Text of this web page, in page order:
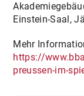
Einstein-Saal,
Mehr
https://
preussen-im-